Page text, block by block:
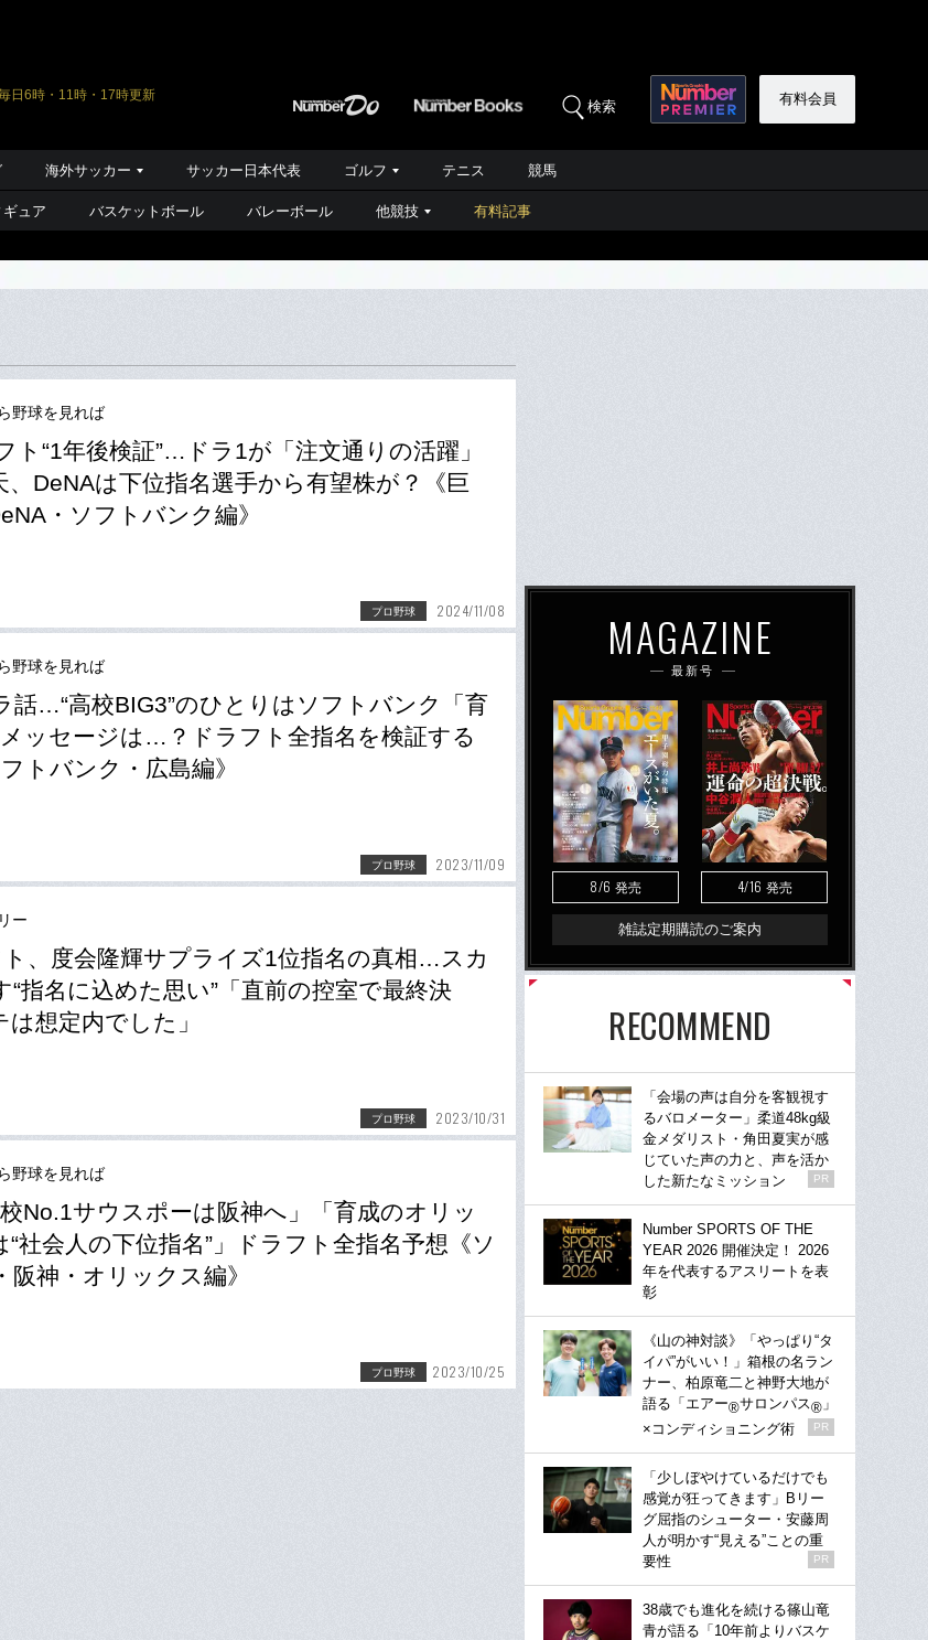
日6時・11時・17時更新
検索 有料会員
海外サッカー サッカー日本代表 ゴルフ テニス 競馬
ギュア バスケットボール バレーボール 他競技 有料記事
野球を見れば
ト“1年後検証”…ドラ1が「注文通りの活躍」
、DeNAは下位指名選手から有望株が？《巨
・ソフトバンク編》
プロ野球 2024/11/08
野球を見れば
話…“高校BIG3”のひとりはソフトバンク「育
ッセージは…？ドラフト全指名を検証する
トバンク・広島編》
プロ野球 2023/11/09
ー
、度会隆輝サプライズ1位指名の真相…スカ
“指名に込めた思い”「直前の控室で最終決
想定内でした」
プロ野球 2023/10/31
野球を見れば
校No.1サウスポーは阪神へ」「育成のオリッ
“社会人の下位指名”」ドラフト全指名予想《ソ
阪神・オリックス編》
プロ野球 2023/10/25
MAGAZINE
最新号
8/6 発売 4/16 発売
雑誌定期購読のご案内
RECOMMEND
「会場の声は自分を客観視す
るバロメーター」柔道48kg級
金メダリスト・角田夏実が感
じていた声の力と、声を活か
した新たなミッション
PR
Number SPORTS OF THE
YEAR 2026 開催決定！ 2026
年を代表するアスリートを表
彰
《山の神対談》「やっぱり“タ
イパ”がいい！」箱根の名ラン
ナー、柏原竜二と神野大地が
語る「エアー®サロンパス® 」
×コンディショニング術
PR
「少しぼやけているだけでも
感覚が狂ってきます」Bリー
グ屈指のシューター・安藤周
人が明かす“見える”ことの重
要性
PR
38歳でも進化を続ける篠山竜
青が語る「10年前よりバスケ